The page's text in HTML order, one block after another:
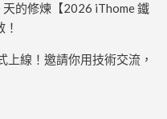
的修煉【2026 iThome 鐵
線！邀請你用技術交流，